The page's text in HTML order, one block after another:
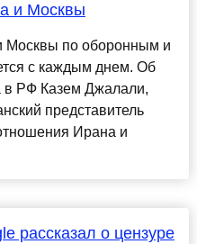
и Москвы
Москвы по оборонным и
с каждым днем. Об
в РФ Казем Джалали,
представитель
Ирана и
рассказал о цензуре